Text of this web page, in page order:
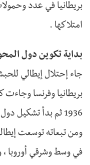
بريطانيا في عدد
امتلاكها .
بداية تكوين دول
جاء إحتلال إيطالي
بريطانيا وفرنسا
1936 ثم بدأ تشكيل
ومن تبعاته توسعت
في وسط وشرقي أوروبا